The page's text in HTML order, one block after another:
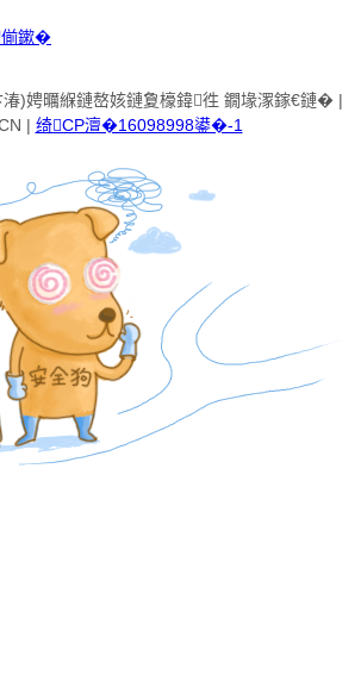
偂鏉�
)娉曞緥鏈嶅姟鏈夐檺鍏徃 鐗堟潈鎵€鏈� |
| 绮CP澶�16098998鍙�-1